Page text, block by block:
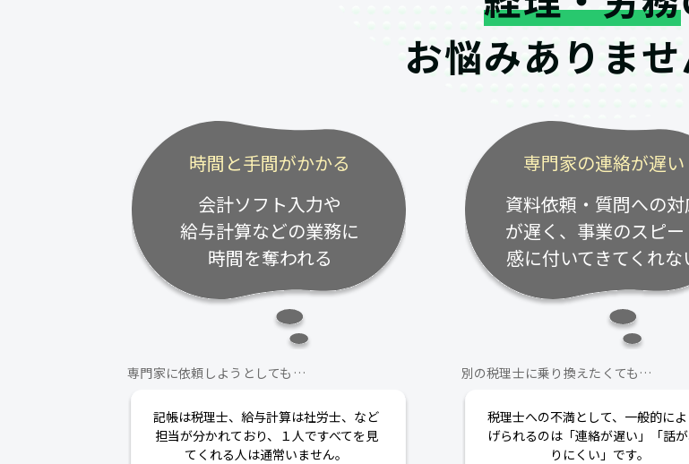
お悩みありませ
時間と手間がかかる
会計ソフト入力や
給与計算などの業務に
時間を奪われる
専門家に依頼しようとしても…
記帳は税理士、給与計算は社労士、など
担当が分かれており、１人ですべてを見
てくれる人は通常いません。
専門家の連絡が遅い
資料依頼・質問への対
が遅く、事業のスピー
感に付いてきてくれな
別の税理士に乗り換えたくても…
税理士への不満として、一般的に
げられるのは「連絡が遅い」「話
りにくい」です。